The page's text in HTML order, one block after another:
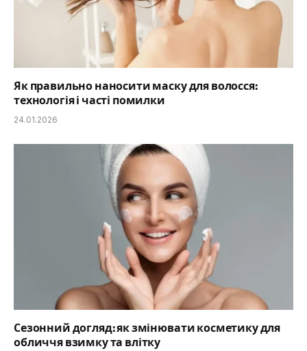
Як правильно наносити маску для волосся:
технологія і часті помилки
24.01.2026
Сезонний догляд: як змінювати косметику для
обличчя взимку та влітку